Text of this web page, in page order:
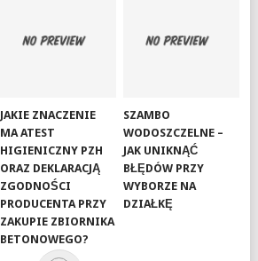
JAKIE ZNACZENIE
MA ATEST
HIGIENICZNY PZH
ORAZ DEKLARACJĄ
ZGODNOŚCI
PRODUCENTA PRZY
ZAKUPIE ZBIORNIKA
BETONOWEGO?
SZAMBO
WODOSZCZELNE –
JAK UNIKNĄĆ
BŁĘDÓW PRZY
WYBORZE NA
DZIAŁKĘ